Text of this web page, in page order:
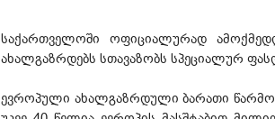
საქართველოში ოფიციალურად
ახალგაზრდებს სთავაზობს სპეციალურ
ევროპული ახალგაზრდული ბარათი